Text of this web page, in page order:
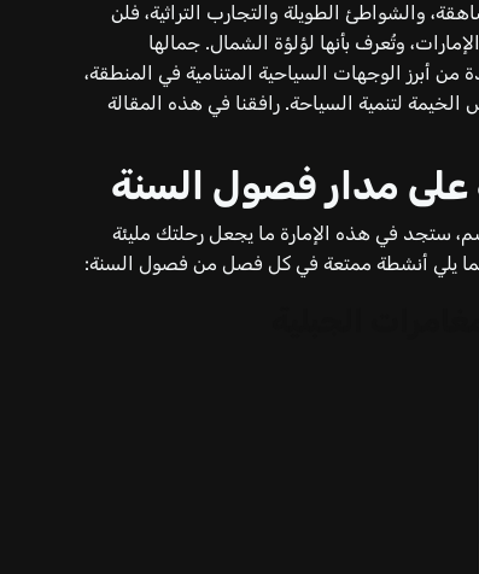
والشواطئ الطويلة والتجارب التراثية، فلن
وتُعرف بأنها لؤلؤة الشمال. جمالها
من أبرز الوجهات السياحية المتنامية في المنطقة،
سائح عام 2023 بحسب هيئة رأس الخيمة لتنمية السياحة. رافقنا في هذه المقالة
مدار فصول السنة
ستجد في هذه الإمارة ما يجعل رحلتك مليئة
يلي أنشطة ممتعة في كل فصل من فصول السنة: